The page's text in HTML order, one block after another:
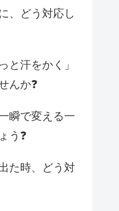
、どう対応し
と汗をかく」
んか❓
瞬で変える一
う❓
た時、どう対